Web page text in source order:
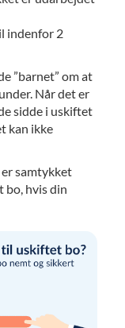
indenfor 2
”barnet” om at
Når det er
sidde i uskiftet
kan ikke
samtykket
bo, hvis din